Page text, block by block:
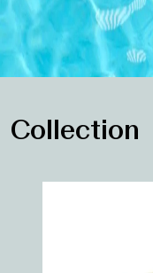
Collection